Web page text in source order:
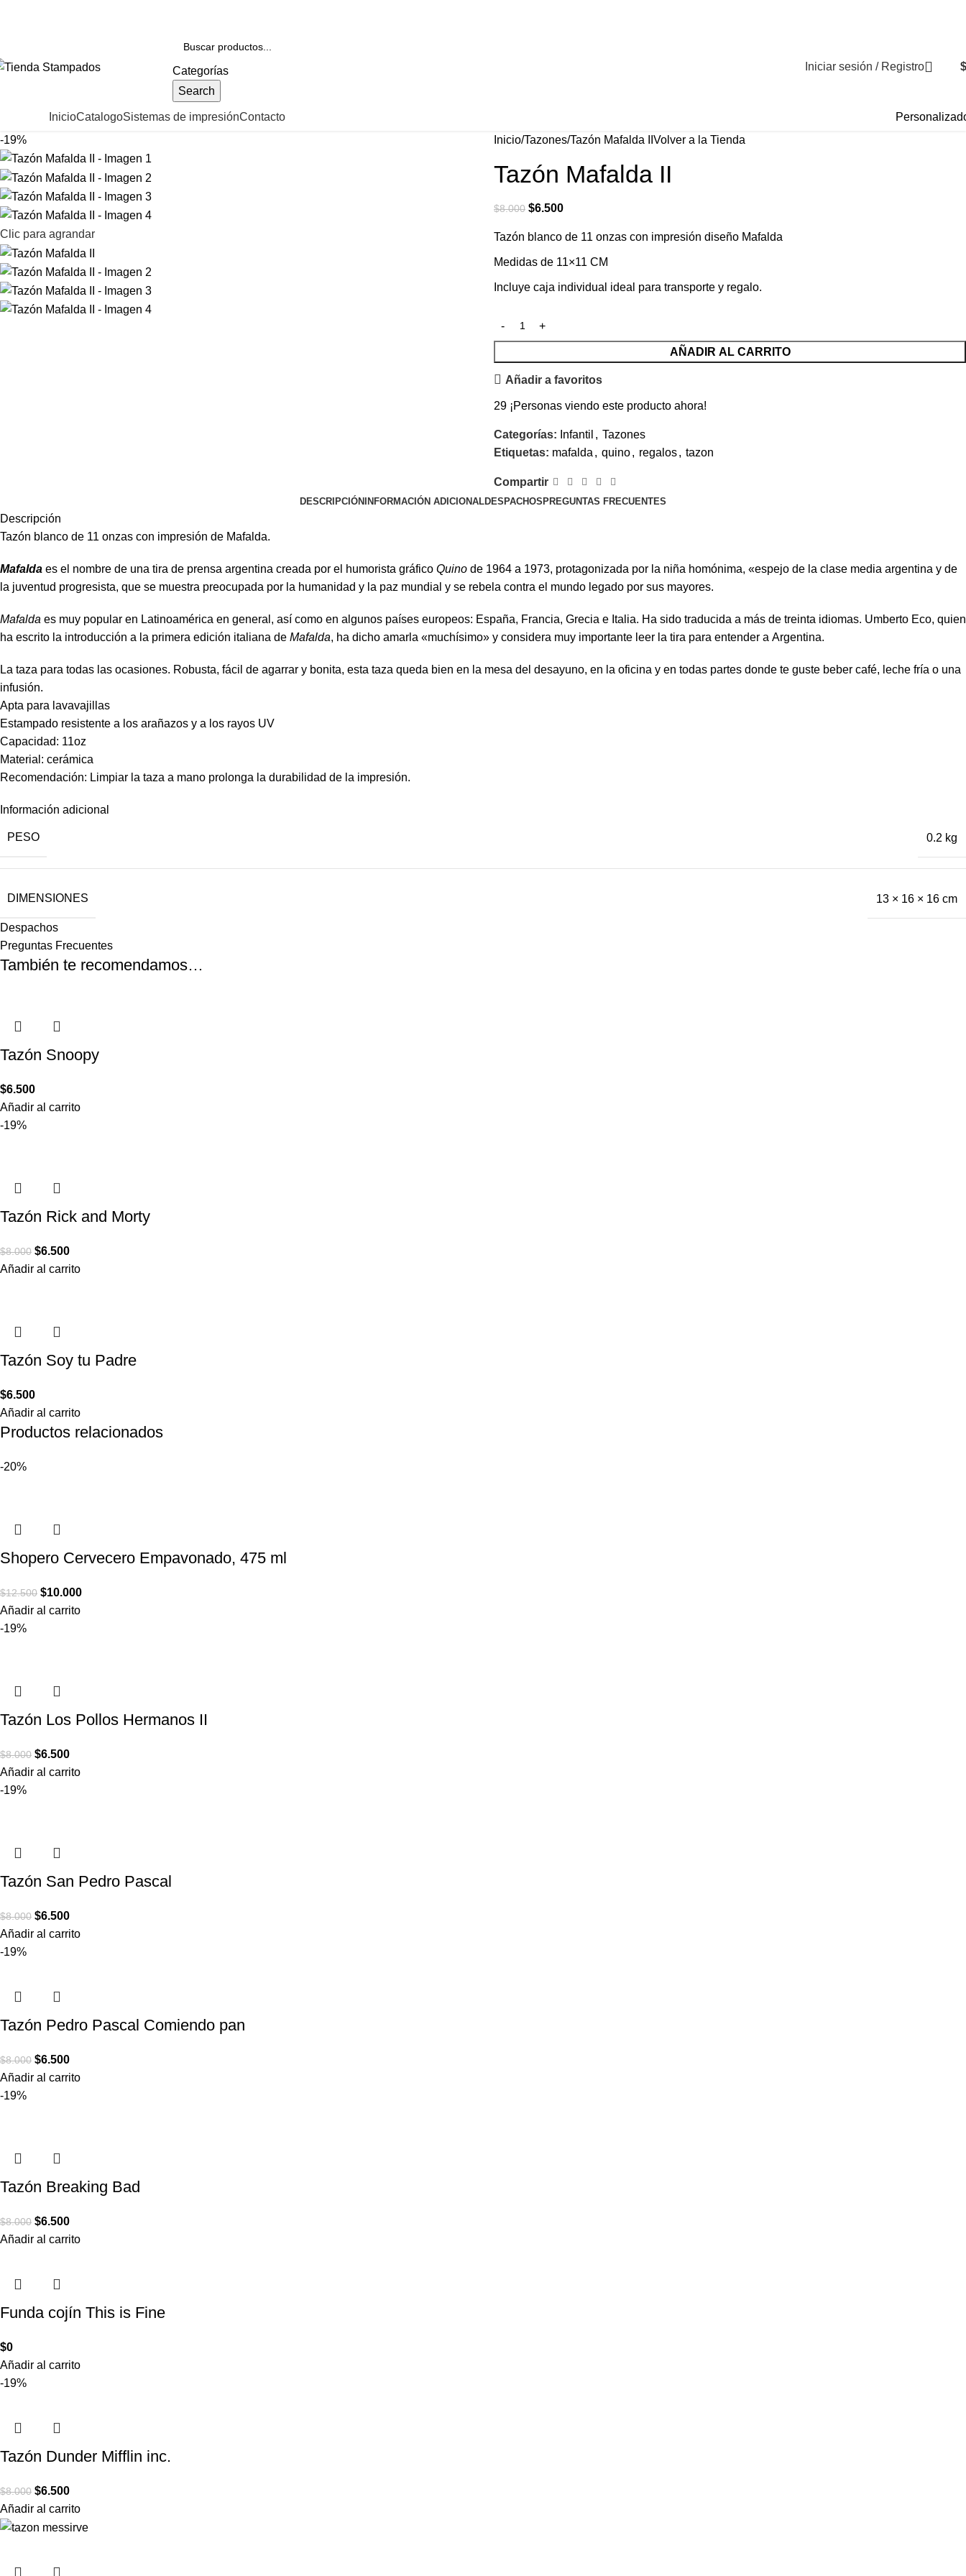
Categorías
Search
Iniciar sesión / Registro $
InicioCatalogoSistemas de impresiónContacto
-19%
Clic para agrandar
Inicio Tazones Tazón Mafalda II Volver a la Tienda
Tazón Mafalda II
$8.000 $6.500
Tazón blanco de 11 onzas con impresión diseño Mafalda
Medidas de 11×11 CM
Incluye caja individual ideal para transporte y regalo.
AÑADIR AL CARRITO
Añadir a favoritos
29 ¡Personas viendo este producto ahora!
Categorías: Infantil , Tazones
Etiquetas: mafalda , quino, regalos, tazon
Compartir
DESCRIPCIÓN INFORMACIÓN ADICIONALDESPACHOS PREGUNTAS FRECUENTES
Descripción
Tazón blanco de 11 onzas con impresión de Mafalda.
Mafalda es el nombre de una tira de prensa argentina creada por el humorista gráfico Quino de 1964 a 1973, protagonizada por la niña homónima, «espejo de la clase media argentina y de
la juventud progresista, que se muestra preocupada por la humanidad y la paz mundial y se rebela contra el mundo legado por sus mayores.
Mafalda es muy popular en Latinoamérica en general, así como en algunos países europeos: España, Francia, Grecia e Italia. Ha sido traducida a más de treinta idiomas. ​ Umberto Eco, quien
ha escrito la introducción a la primera edición italiana de Mafalda, ha dicho amarla «muchísimo» y considera muy importante leer la tira para entender a Argentina.
La taza para todas las ocasiones. Robusta, fácil de agarrar y bonita, esta taza queda bien en la mesa del desayuno, en la oficina y en todas partes donde te guste beber café, leche fría o una
infusión.
Apta para lavavajillas
Estampado resistente a los arañazos y a los rayos UV
Capacidad: 11oz
Material: cerámica
Recomendación: Limpiar la taza a mano prolonga la durabilidad de la impresión.
Información adicional
PESO 0.2 kg
DIMENSIONES 13 × 16 × 16 cm
Despachos
Preguntas Frecuentes
También te recomendamos…
Tazón Snoopy
$6.500
Añadir al carrito
-19%
Tazón Rick and Morty
$8.000 $6.500
Añadir al carrito
Tazón Soy tu Padre
$6.500
Añadir al carrito
Productos relacionados
-20%
Shopero Cervecero Empavonado, 475 ml
$12.500 $10.000
Añadir al carrito
-19%
Tazón Los Pollos Hermanos II
$8.000 $6.500
Añadir al carrito
-19%
Tazón San Pedro Pascal
$8.000 $6.500
Añadir al carrito
-19%
Tazón Pedro Pascal Comiendo pan
$8.000 $6.500
Añadir al carrito
-19%
Tazón Breaking Bad
$8.000 $6.500
Añadir al carrito
Funda cojín This is Fine
$0
Añadir al carrito
-19%
Tazón Dunder Mifflin inc.
$8.000 $6.500
Añadir al carrito